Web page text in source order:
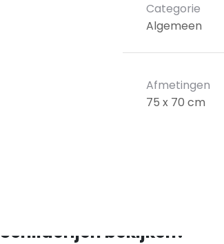
Categorie
Algemeen
Afmetingen
75 x 70 cm
Schilderijen bekijken?